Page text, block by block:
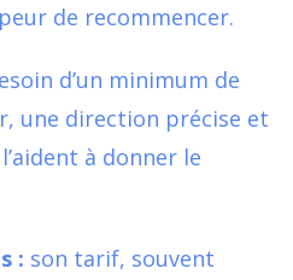
de recommencer.
d’un minimum de
une direction précise et
à donner le
: son tarif, souvent